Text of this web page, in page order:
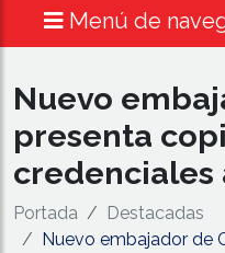
Menú de
Nuevo
presenta
credenciales
Portada
Destacadas
Nuevo embajador de